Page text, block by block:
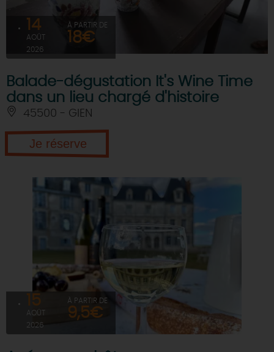
14
AOÛT
2026
À PARTIR DE
18€
Balade-dégustation It's Wine Time
dans un lieu chargé d'histoire
45500 - GIEN
Je réserve
15
AOÛT
2026
À PARTIR DE
9,5€